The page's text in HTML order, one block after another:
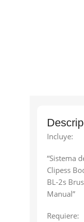
Incluye:
“Sistema
Clipess
BL-2s
Manual”
Requiere: